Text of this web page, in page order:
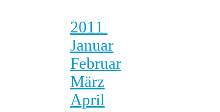
2011
Januar
Februar
März
April